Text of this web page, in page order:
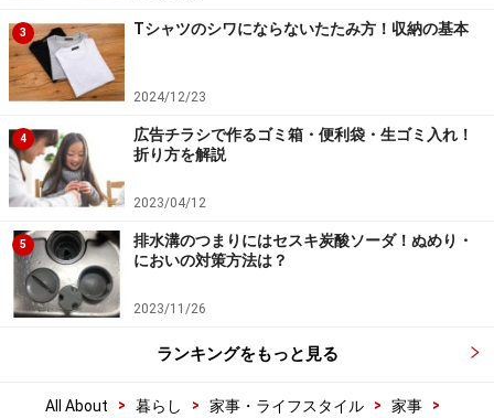
3 Tシャツのシワにならないたたみ方！収納の基本
2024/12/23
4
広告チラシで作るゴミ箱・便利袋・生ゴミ入れ！
折り方を解説
2023/04/12
5
排水溝のつまりにはセスキ炭酸ソーダ！ぬめり・
においの対策方法は？
2023/11/26
ランキングをもっと見る
All About > 暮らし > 家事・ライフスタイル > 家事 >